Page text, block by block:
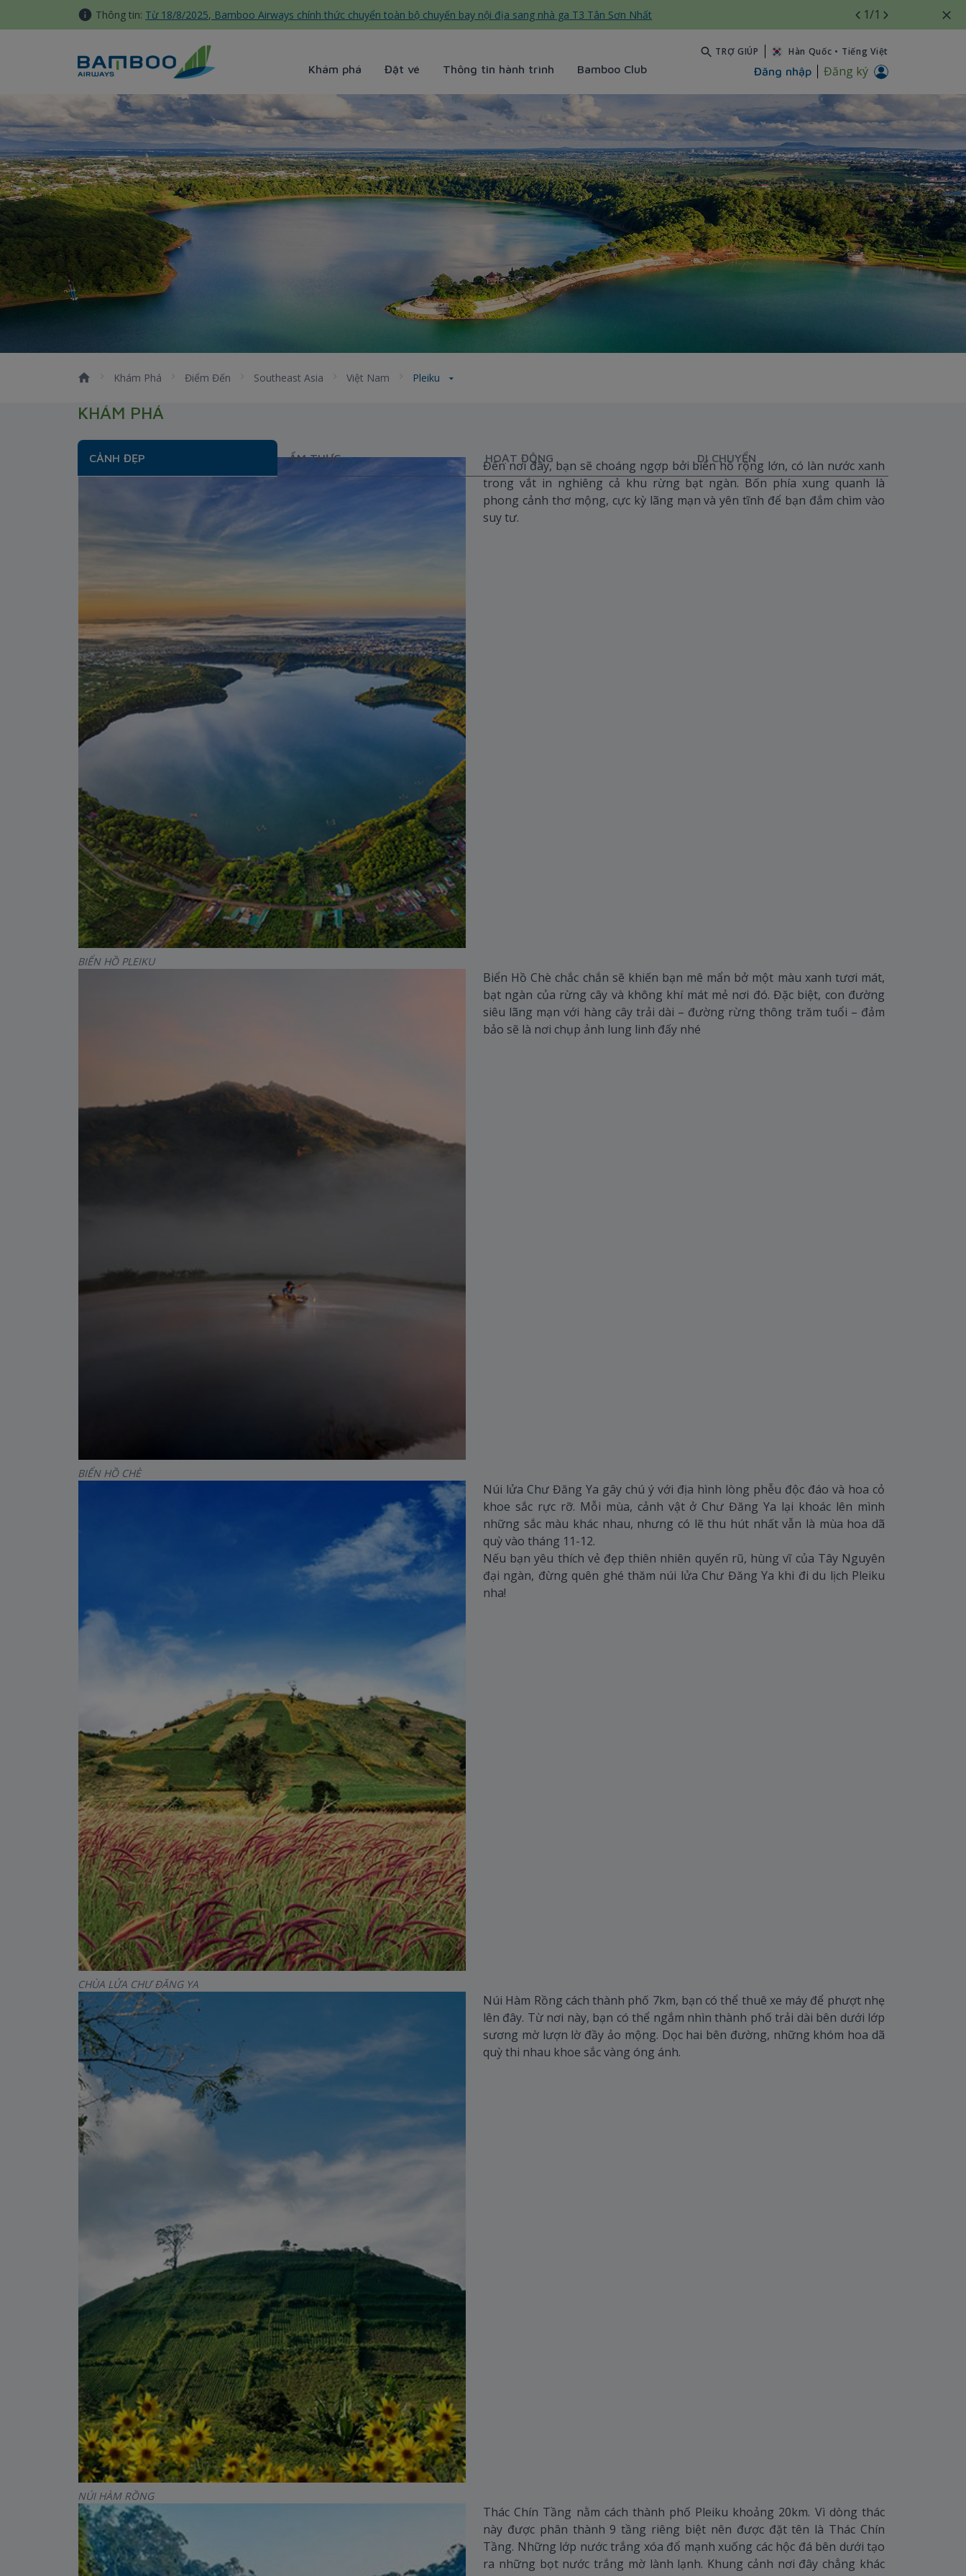
Truy cập nội dung luôn
Thông tin: Từ 18/8/2025, Bamboo Airways chính thức chuyển toàn bộ chuyến bay nội địa sang nhà ga T3 Tân Sơn Nhất 1/1
Khám phá Đặt vé Thông tin hành trình Bamboo Club
TRỢ GIÚP Hàn Quốc • Tiếng Việt
Đăng nhập Đăng ký
Pleiku - Bamboo Airways
Khám Phá Điểm Đến Southeast Asia Việt Nam Pleiku
KHÁM PHÁ
CẢNH ĐẸP ẨM THỰC HOẠT ĐỘNG DI CHUYỂN
BIỂN HỒ PLEIKU
Đến nơi đây, bạn sẽ choáng ngợp bởi biển hồ rộng lớn, có làn nước xanh
trong vắt in nghiêng cả khu rừng bạt ngàn. Bốn phía xung quanh là
phong cảnh thơ mộng, cực kỳ lãng mạn và yên tĩnh để bạn đắm chìm vào
suy tư.
BIỂN HỒ CHÈ
Biển Hồ Chè chắc chắn sẽ khiến bạn mê mẩn bở một màu xanh tươi mát,
bạt ngàn của rừng cây và không khí mát mẻ nơi đó. Đặc biệt, con đường
siêu lãng mạn với hàng cây trải dài – đường rừng thông trăm tuổi – đảm
bảo sẽ là nơi chụp ảnh lung linh đấy nhé
CHÙA LỬA CHƯ ĐĂNG YA
Núi lửa Chư Đăng Ya gây chú ý với địa hình lòng phễu độc đáo và hoa cỏ
khoe sắc rực rỡ. Mỗi mùa, cảnh vật ở Chư Đăng Ya lại khoác lên mình
những sắc màu khác nhau, nhưng có lẽ thu hút nhất vẫn là mùa hoa dã
quỳ vào tháng 11-12.
Nếu bạn yêu thích vẻ đẹp thiên nhiên quyến rũ, hùng vĩ của Tây Nguyên
đại ngàn, đừng quên ghé thăm núi lửa Chư Đăng Ya khi đi du lịch Pleiku
nha!
NÚI HÀM RỒNG
Núi Hàm Rồng cách thành phố 7km, bạn có thể thuê xe máy để phượt nhẹ
lên đây. Từ nơi này, bạn có thể ngắm nhìn thành phố trải dài bên dưới lớp
sương mờ lượn lờ đầy ảo mộng. Dọc hai bên đường, những khóm hoa dã
quỳ thi nhau khoe sắc vàng óng ánh.
Thác Chín Tầng nằm cách thành phố Pleiku khoảng 20km. Vì dòng thác
này được phân thành 9 tầng riêng biệt nên được đặt tên là Thác Chín
Tầng. Những lớp nước trắng xóa đổ mạnh xuống các hộc đá bên dưới tạo
ra những bọt nước trắng mờ lành lạnh. Khung cảnh nơi đây chẳng khác